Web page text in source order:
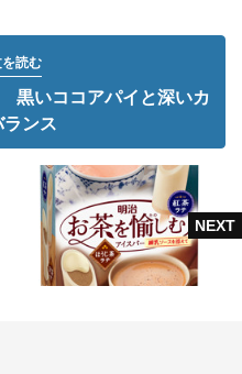
読む
いココアパイと深いカ
ンス